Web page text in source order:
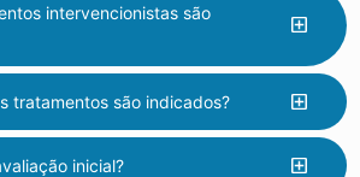
intervencionistas são
tratamentos são indicados?
inicial?